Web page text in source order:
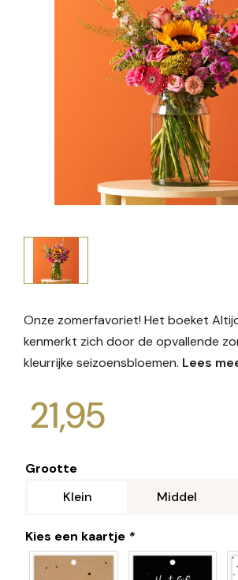
Onze zomerfavoriet! Het boeket
kenmerkt zich door de opvallende
kleurrijke seizoensbloemen. Lees
21,95
Grootte
Klein
Middel
Kies een kaartje *